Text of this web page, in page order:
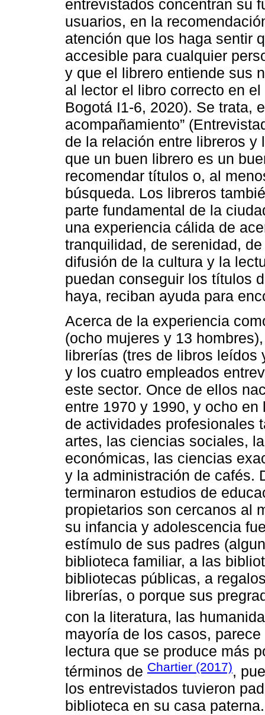
entrevistados concentran su
usuarios, en la
atención que los haga sentir
accesible para cualquier
y que el librero entiende sus
al lector el libro correcto en
Bogotá I1-6, 2020). Se trata,
acompañamiento”
de la relación entre libreros y
que un buen librero es un
recomendar títulos o, al
búsqueda. Los libreros
parte fundamental de la
una experiencia cálida de
tranquilidad, de serenidad,
difusión de la cultura y la
puedan conseguir los títulos
haya, reciban ayuda para
Acerca de la experiencia
(ocho mujeres y 13
librerías (tres de libros leídos
y los cuatro empleados
este sector. Once de ellos
entre 1970 y 1990, y ocho
de actividades profesionales
artes, las ciencias sociales,
económicas, las ciencias
y la administración de cafés.
terminaron estudios de
propietarios son cercanos al
su infancia y adolescencia
estímulo de sus padres
biblioteca familiar, a las
bibliotecas públicas, a
librerías, o porque sus
con la literatura, las
mayoría de los casos,
lectura que se produce más
términos de Chartier (2017),
los entrevistados tuvieron
biblioteca en su casa paterna.